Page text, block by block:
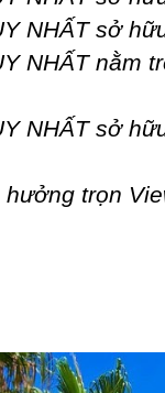
NHẤT sở
NHẤT nằm
NHẤT sở
trọn